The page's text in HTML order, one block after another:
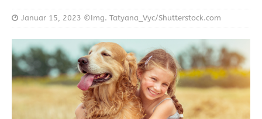
Januar 15, 2023 ©Img. Tatyana_Vyc/Shutterstock.com